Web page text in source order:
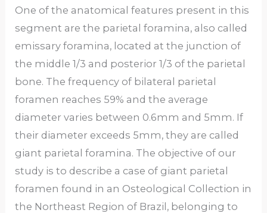
One of the anatomical features present in this
segment are the parietal foramina, also called
emissary foramina, located at the junction of
the middle 1/3 and posterior 1/3 of the parietal
bone. The frequency of bilateral parietal
foramen reaches 59% and the average
diameter varies between 0.6mm and 5mm. If
their diameter exceeds 5mm, they are called
giant parietal foramina. The objective of our
study is to describe a case of giant parietal
foramen found in an Osteological Collection in
the Northeast Region of Brazil, belonging to